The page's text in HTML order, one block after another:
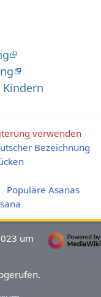
Kindern
verwenden
Bezeichnung
Populäre Asanas
um